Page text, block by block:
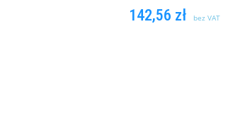
142,56 zł bez VAT